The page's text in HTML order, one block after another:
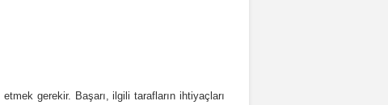
gerekir. Başarı, ilgili tarafların ihtiyaçları